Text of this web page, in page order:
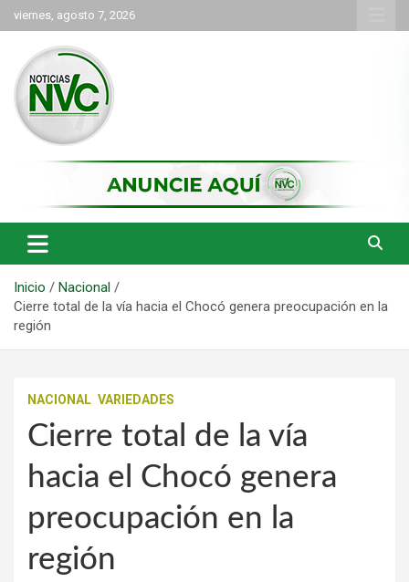
Saltar
al
contenido
viernes, agosto 7, 2026
NVC Noticias
Inicio
Nacional
Cierre total de la vía hacia el Chocó genera preocupación en la
región
NACIONAL VARIEDADES
Cierre total de la vía
hacia el Chocó genera
preocupación en la
región